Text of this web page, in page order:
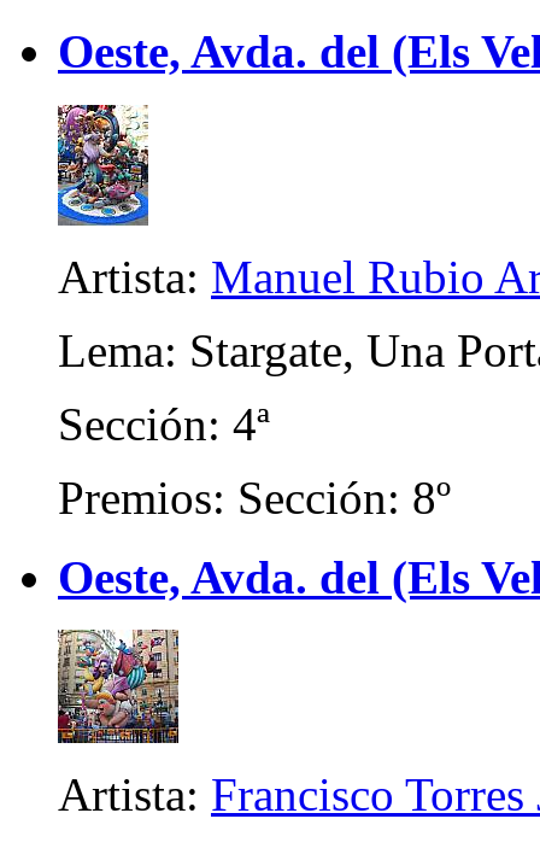
Oeste, Avda. del (Els
Artista: Manuel Rubio
Lema: Stargate, Una
Sección: 4ª
Premios: Sección: 8º
Oeste, Avda. del (Els
Artista: Francisco